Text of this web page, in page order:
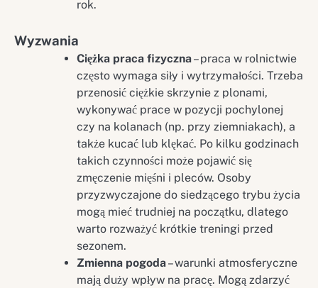
rok.
Wyzwania
Ciężka praca fizyczna– praca w rolnictwie
często wymaga siły i wytrzymałości. Trzeba
przenosić ciężkie skrzynie z plonami,
wykonywać prace w pozycji pochylonej
czy na kolanach (np. przy ziemniakach), a
także kucać lub klękać. Po kilku godzinach
takich czynności może pojawić się
zmęczenie mięśni i pleców. Osoby
przyzwyczajone do siedzącego trybu życia
mogą mieć trudniej na początku, dlatego
warto rozważyć krótkie treningi przed
sezonem.
Zmienna pogoda– warunki atmosferyczne
mają duży wpływ na pracę. Mogą zdarzyć